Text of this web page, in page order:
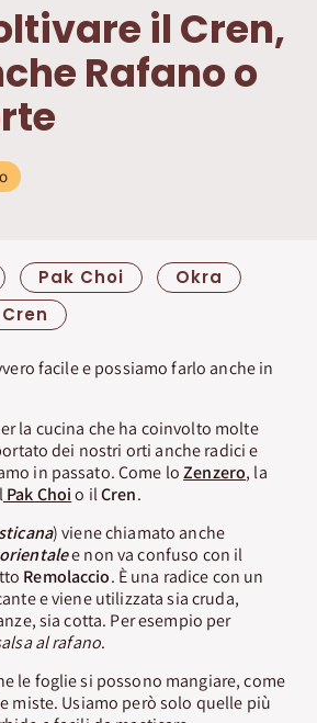
il Cren,
Rafano o
Pak Choi
Okra
Cren
facile e possiamo farlo anche in
la cucina che ha coinvolto molte
dei nostri orti anche radici e
in passato. Come loZenzero, la
Pak Choio ilCren.
) viene chiamato anche
e non va confuso con il
Remolaccio. È una radice con un
e viene utilizzata sia cruda,
sia cotta. Per esempio per
al rafano.
le foglie si possono mangiare, come
miste. Usiamo però solo quelle più